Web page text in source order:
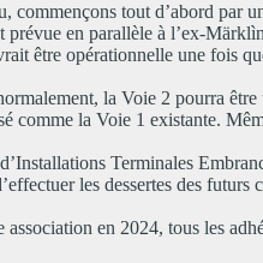
commençons tout d’abord
en parallèle à l’ex-
être opérationnelle une fois
la Voie 2 pourra
comme la Voie 1 existante.
Terminales
les dessertes des futurs
en 2024, tous les